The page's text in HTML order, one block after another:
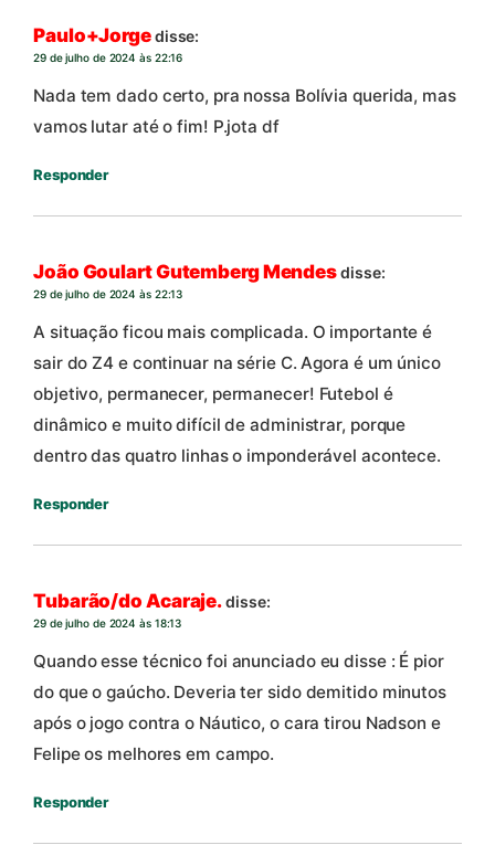
Paulo+Jorgedisse:
29 de julho de 2024 às 22:16
Nada tem dado certo, pra nossa Bolívia querida, mas
vamos lutar até o fim! P.jota df
Responder
João Goulart Gutemberg Mendesdisse:
29 de julho de 2024 às 22:13
A situação ficou mais complicada. O importante é
sair do Z4 e continuar na série C. Agora é um único
objetivo, permanecer, permanecer! Futebol é
dinâmico e muito difícil de administrar, porque
dentro das quatro linhas o imponderável acontece.
Responder
Tubarão/do Acaraje.disse:
29 de julho de 2024 às 18:13
Quando esse técnico foi anunciado eu disse : É pior
do que o gaúcho. Deveria ter sido demitido minutos
após o jogo contra o Náutico, o cara tirou Nadson e
Felipe os melhores em campo.
Responder